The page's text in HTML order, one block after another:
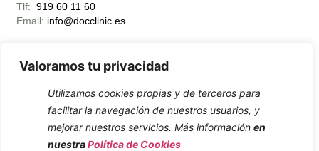
Valoramos tu privacidad
Utilizamos cookies propias y de terceros para
facilitar la navegación de nuestros usuarios, y
mejorar nuestros servicios. Más información en
nuestraPolítica de Cookies
Horario Apertura:
Lunes – Viernes 10:00 – 19:00
Tlf: 919 60 11 60
Email: info@docclinic.es